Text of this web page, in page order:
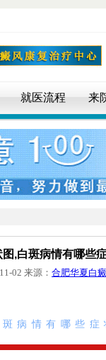
就医流程 来
,白斑病情有哪些
02 来源： 合肥华夏白
病情有哪些